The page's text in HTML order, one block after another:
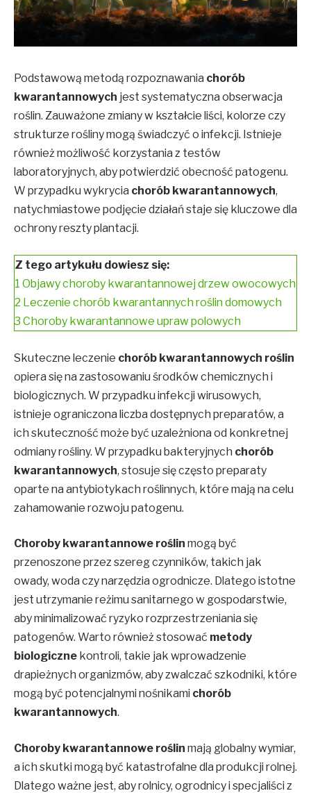
Podstawową metodą rozpoznawania chorób
kwarantannowych jest systematyczna obserwacja
roślin. Zauważone zmiany w kształcie liści, kolorze czy
strukturze rośliny mogą świadczyć o infekcji. Istnieje
również możliwość korzystania z testów
laboratoryjnych, aby potwierdzić obecność patogenu.
W przypadku wykrycia chorób kwarantannowych,
natychmiastowe podjęcie działań staje się kluczowe dla
ochrony reszty plantacji.
Z tego artykułu dowiesz się:
1 Objawy choroby kwarantannowej drzew owocowych
2 Leczenie chorób kwarantannych roślin domowych
3 Choroby kwarantannowe upraw polowych
Skuteczne leczenie chorób kwarantannowych roślin
opiera się na zastosowaniu środków chemicznych i
biologicznych. W przypadku infekcji wirusowych,
istnieje ograniczona liczba dostępnych preparatów, a
ich skuteczność może być uzależniona od konkretnej
odmiany rośliny. W przypadku bakteryjnych chorób
kwarantannowych, stosuje się często preparaty
oparte na antybiotykach roślinnych, które mają na celu
zahamowanie rozwoju patogenu.
Choroby kwarantannowe roślin mogą być
przenoszone przez szereg czynników, takich jak
owady, woda czy narzędzia ogrodnicze. Dlatego istotne
jest utrzymanie reżimu sanitarnego w gospodarstwie,
aby minimalizować ryzyko rozprzestrzeniania się
patogenów. Warto również stosować metody
biologiczne kontroli, takie jak wprowadzenie
drapieżnych organizmów, aby zwalczać szkodniki, które
mogą być potencjalnymi nośnikami chorób
kwarantannowych.
Choroby kwarantannowe roślin mają globalny wymiar,
a ich skutki mogą być katastrofalne dla produkcji rolnej.
Dlatego ważne jest, aby rolnicy, ogrodnicy i specjaliści z